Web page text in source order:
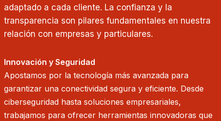
adaptado a cada cliente. La confianza y la
transparencia son pilares fundamentales en nuestra
relación con empresas y particulares.
Innovación y Seguridad
Apostamos por la tecnología más avanzada para
garantizar una conectividad segura y eficiente. Desde
ciberseguridad hasta soluciones empresariales,
trabajamos para ofrecer herramientas innovadoras que